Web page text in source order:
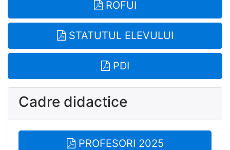
ROFUI
STATUTUL ELEVULUI
PDI
Cadre didactice
PROFESORI 2025